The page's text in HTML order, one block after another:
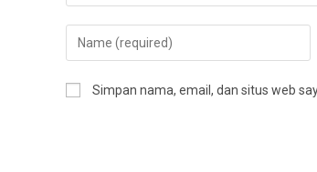
Enter
your
name
Simpan nama, email, dan situs web